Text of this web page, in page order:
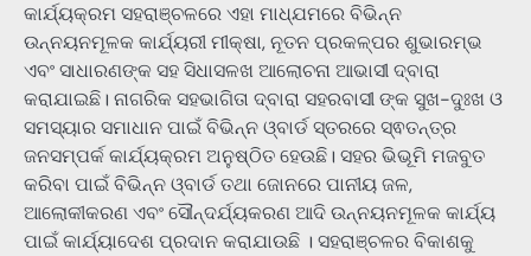
କାର୍ଯ୍ୟକ୍ରମ ସହରାଞ୍ଚଳରେ ଏହା ମାଧ୍ଯମରେ ବିଭିନ୍ନ
ଉନ୍ନୟନମୂଳକ କାର୍ଯ୍ୟରୀ ମୀକ୍ଷା, ନୂତନ ପ୍ରକଳ୍ପର ଶୁଭାରମ୍ଭ
ଏବଂ ସାଧାରଣଙ୍କ ସହ ସିଧାସଳଖ ଆଲୋଚନା ଆଭାସୀ ଦ୍ବାରା
କରାଯାଇଛି। ନାଗରିକ ସହଭାଗିତା ଦ୍ବାରା ସହରବାସୀ ଙ୍କ ସୁଖ-ଦୁଃଖ ଓ
ସମସ୍ୟାର ସମାଧାନ ପାଇଁ ବିଭିନ୍ନ ଓ୍ବାର୍ଡ ସ୍ତରରେ ସ୍ଵତନ୍ତ୍ର
ଜନସମ୍ପର୍କ କାର୍ଯ୍ୟକ୍ରମ ଅନୁଷ୍ଠିତ ହେଉଛି। ସହର ଭିଭୂମି ମଜବୁତ
କରିବା ପାଇଁ ବିଭିନ୍ନ ଓ୍ବାର୍ଡ ତଥା ଜୋନରେ ପାନୀୟ ଜଳ,
ଆଲୋକୀକରଣ ଏବଂ ସୌନ୍ଦର୍ଯ୍ୟକରଣ ଆଦି ଉନ୍ନୟନମୂଳକ କାର୍ଯ୍ୟ
ପାଇଁ କାର୍ଯ୍ୟାଦେଶ ପ୍ରଦାନ କରାଯାଉଛି । ସହରାଞ୍ଚଳର ବିକାଶକୁ